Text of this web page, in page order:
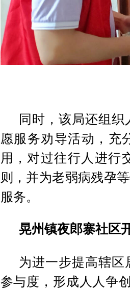
同时，该局还组
愿服务劝导活动，充
用，对过往行人进行
则，并为老弱病残孕
服务。
晃州镇夜郎寨社区
为进一步提高辖
参与度，形成人人争